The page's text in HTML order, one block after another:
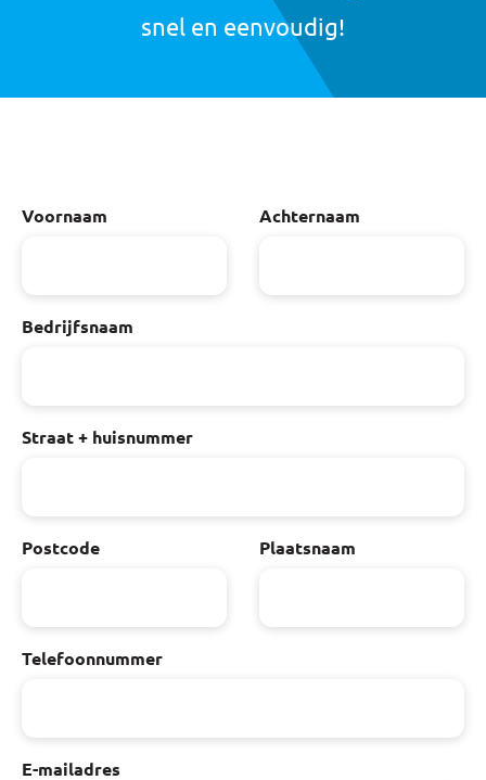
snel en eenvoudig!
Voornaam Achternaam
Bedrijfsnaam
Straat + huisnummer
Postcode Plaatsnaam
Telefoonnummer
E-mailadres